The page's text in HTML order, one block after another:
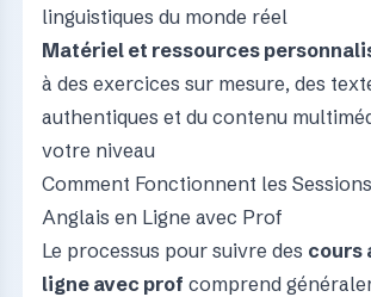
linguistiques du monde réel
Matériel et ressources
à des exercices sur mesure, des
authentiques et du contenu
votre niveau
Comment Fonctionnent les
Anglais en Ligne avec Prof
Le processus pour suivre des cours
ligne avec prof comprend